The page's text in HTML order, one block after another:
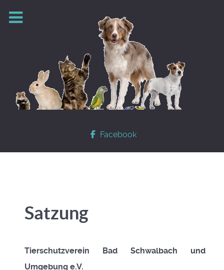
Facebook
Satzung
Tierschutzverein Bad Schwalbach und
Umgebung e.V.